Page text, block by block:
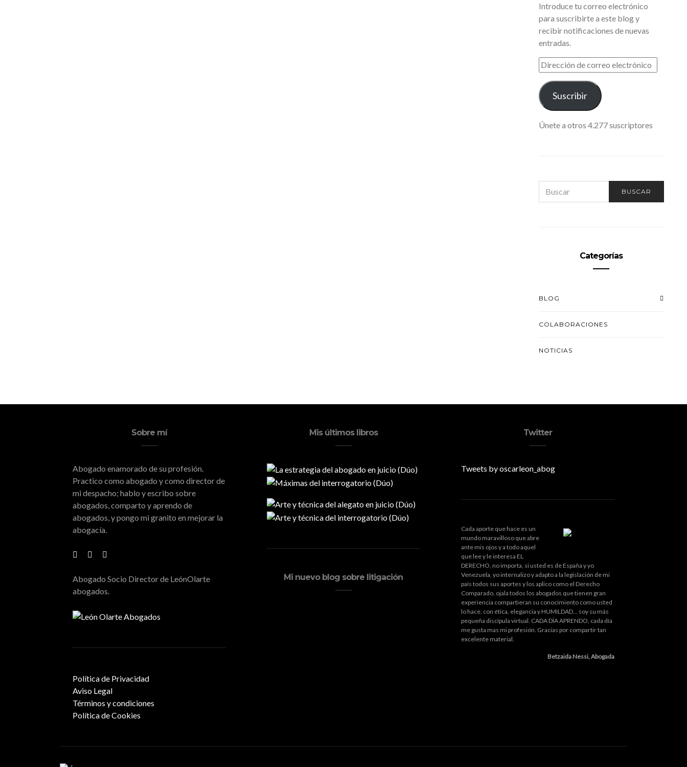
Introduce tu correo electrónico
para suscribirte a este blog y
recibir notificaciones de nuevas
entradas.
DIRECCIÓN
DE
CORREO
ELECTRÓNICO
Suscribir
Únete a otros 4.277 suscriptores
FOR:
BUSCAR
Categorías
BLOG
COLABORACIONES
NOTICIAS
Sobre mí
Abogado enamorado de su profesión.
Practico como abogado y como director de
mi despacho; hablo y escribo sobre
abogados, comparto y aprendo de
abogados, y pongo mi granito en mejorar la
abogacía.
Abogado Socio Director de LeónOlarte
abogados.
Política de Privacidad
Aviso Legal
Términos y condiciones
Política de Cookies
Mis últimos libros
Mi nuevo blog sobre litigación
Twitter
Tweets by oscarleon_abog
Cada aporte que hace es un
mundo maravilloso que abre
ante mis ojos y a todo aquel
que lee y le interesa EL
DERECHO, no importa, si usted es de España y yo
Venezuela, yo internalizo y adapto a la legislación de mi
país todos sus aportes y los aplico como el Derecho
Comparado, ojala todos los abogados que tienen gran
experiencia compartieran su conocimiento como usted
lo hace, con ética, elegancia y HUMILDAD... soy su más
pequeña discípula virtual. CADA DÍA APRENDO, cada día
me gusta mas mi profesión. Gracias por compartir tan
excelente material.
Betzaida Nessi, Abogada